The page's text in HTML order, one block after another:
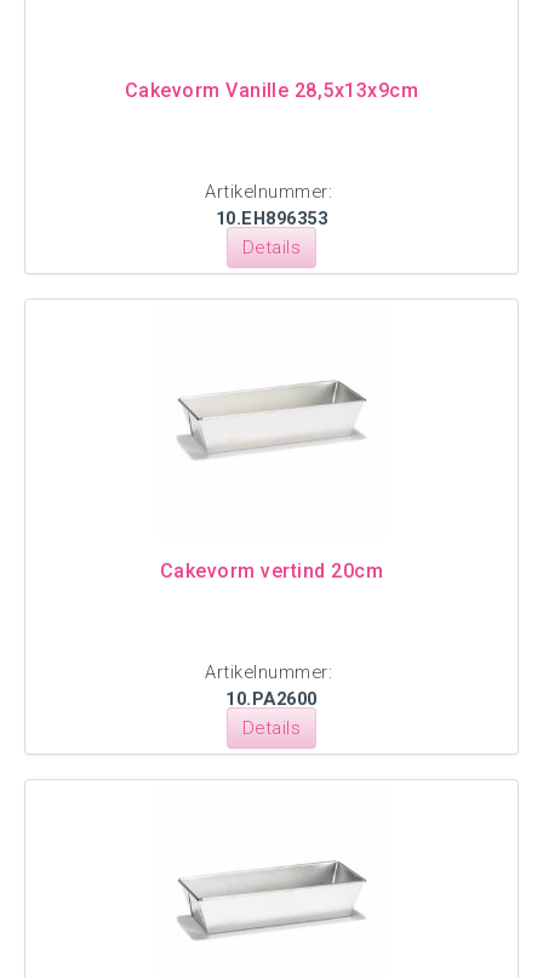
Cakevorm Vanille 28,5x13x9cm
Artikelnummer:
10.EH896353
Details
Cakevorm vertind 20cm
Artikelnummer:
10.PA2600
Details